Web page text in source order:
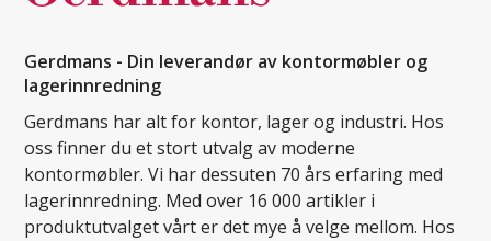
Gerdmans - Din leverandør av kontormøbler og
lagerinnredning
Gerdmans har alt for kontor, lager og industri. Hos
oss finner du et stort utvalg av moderne
kontormøbler. Vi har dessuten 70 års erfaring med
lagerinnredning. Med over 16 000 artikler i
produktutvalget vårt er det mye å velge mellom. Hos